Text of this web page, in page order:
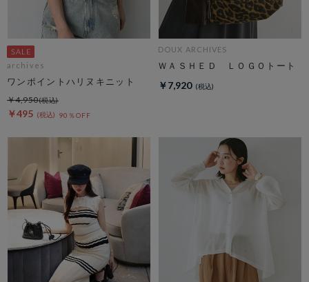
archives
ワンポイントハリヌキニット
￥495 90％OFF
￥4,950
DOUX ARCHIVES
ＷＡＳＨＥＤ ＬＯＧＯトート
￥7,920